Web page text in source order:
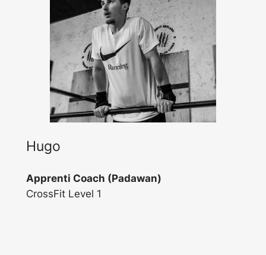
Hugo
Apprenti Coach (Padawan)
CrossFit Level 1